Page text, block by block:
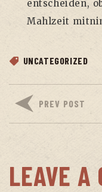
entscheiden,
Mahlzeit
UNCATEGORIZED
PREV POST
LEAVE A